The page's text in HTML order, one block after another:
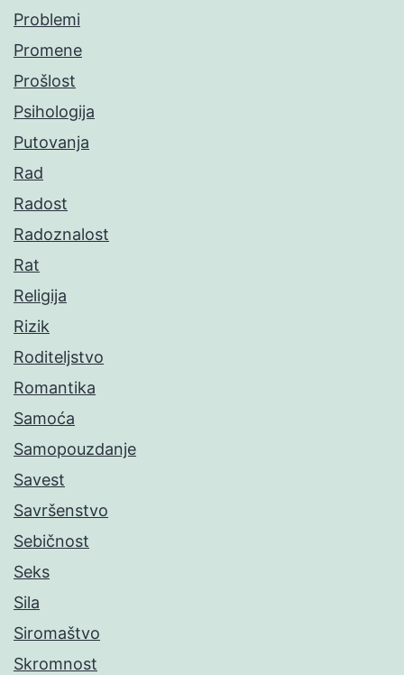
Problemi
Promene
Prošlost
Psihologija
Putovanja
Rad
Radost
Radoznalost
Rat
Religija
Rizik
Roditeljstvo
Romantika
Samoća
Samopouzdanje
Savest
Savršenstvo
Sebičnost
Seks
Sila
Siromaštvo
Skromnost